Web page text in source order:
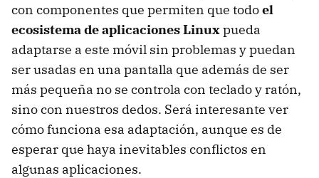
con componentes que permiten que todoel
ecosistema de aplicaciones Linuxpueda
adaptarse a este móvil sin problemas y puedan
ser usadas en una pantalla que además de ser
más pequeña no se controla con teclado y ratón,
sino con nuestros dedos. Será interesante ver
cómo funciona esa adaptación, aunque es de
esperar que haya inevitables conflictos en
algunas aplicaciones.